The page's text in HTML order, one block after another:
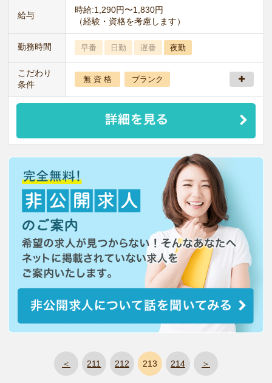
給与
時給:1,290円〜1,830円
（経験・資格を考慮します）
勤務時間 早番 日勤 遅番 夜勤
こだわり
条件
無 資 格 ブランク
＜ 211 212 213 214 ＞